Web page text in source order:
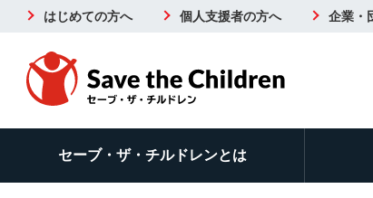
はじめての方へ 個人支援者の方へ 企業・
セーブ・ザ・チルドレンとは